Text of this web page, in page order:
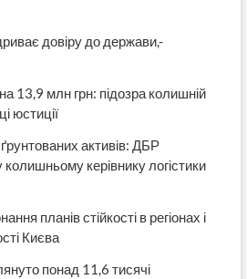
довіру до держави,-
13,9 млн грн: підозра колишній
юстиції
активів: ДБР
керівнику логістики
планів стійкості в регіонах і
Києва
понад 11,6 тисячі